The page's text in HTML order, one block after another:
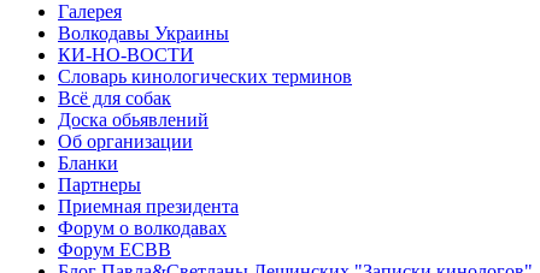
Галерея
Волкодавы Украины
КИ-НО-ВОСТИ
Словарь кинологических терминов
Всё для собак
Доска обьявлений
Об организации
Бланки
Партнеры
Приемная президента
Форум о волкодавах
Форум ЕСВВ